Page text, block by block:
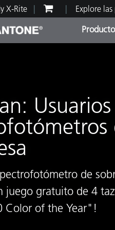
X-Rite Explore
de
juego gratuito de 4
Color of the Year"!